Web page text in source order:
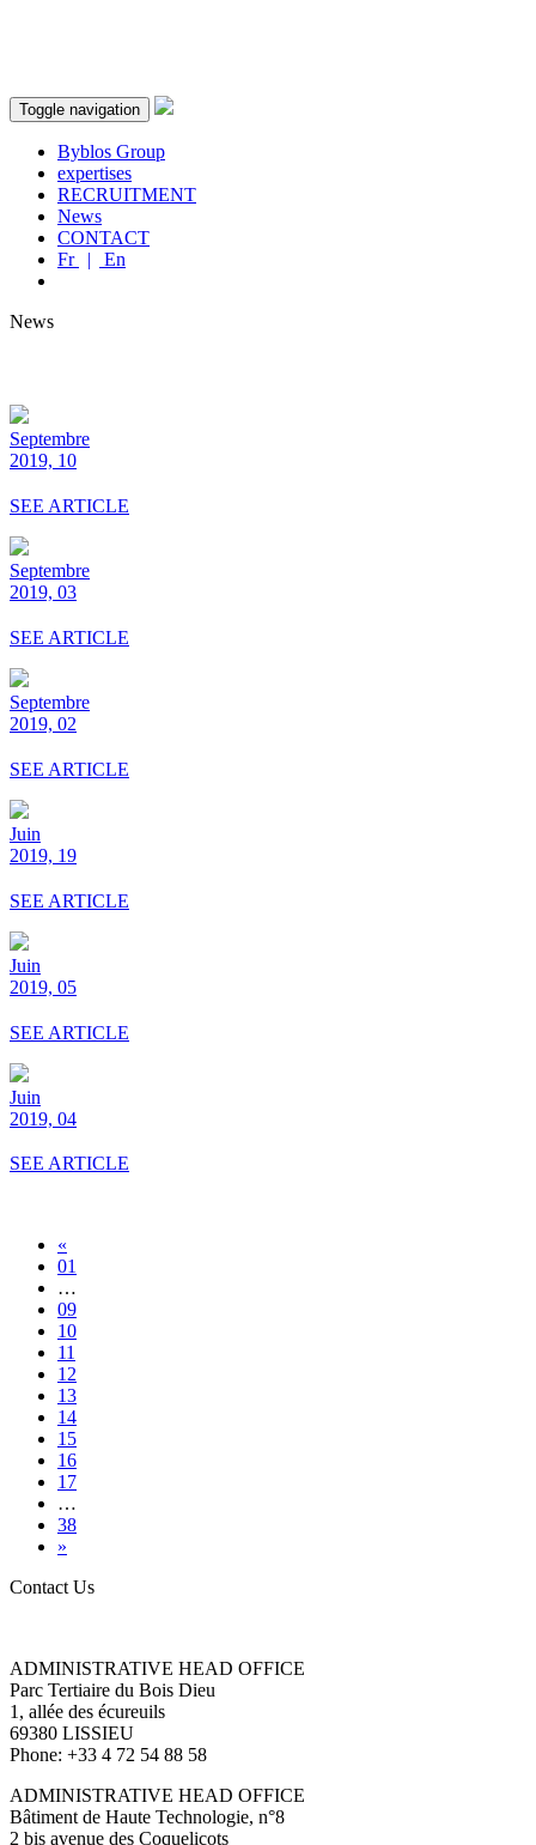
Toggle navigation
Byblos Group
expertises
RECRUITMENT
News
CONTACT
Fr
| En
News
Septembre
2019, 10
SEE ARTICLE
Septembre
2019, 03
SEE ARTICLE
Septembre
2019, 02
SEE ARTICLE
Juin
2019, 19
SEE ARTICLE
Juin
2019, 05
SEE ARTICLE
Juin
2019, 04
SEE ARTICLE
«
01
…
09
10
11
12
13
14
15
16
17
…
38
»
Contact Us
ADMINISTRATIVE HEAD OFFICE
Parc Tertiaire du Bois Dieu
1, allée des écureuils
69380 LISSIEU
Phone: +33 4 72 54 88 58
ADMINISTRATIVE HEAD OFFICE
Bâtiment de Haute Technologie, n°8
2 bis avenue des Coquelicots